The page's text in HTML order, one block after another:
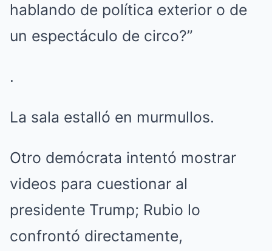
hablando de política exterior o de
un espectáculo de circo?”
.
La sala estalló en murmullos.
Otro demócrata intentó mostrar
videos para cuestionar al
presidente Trump; Rubio lo
confrontó directamente,